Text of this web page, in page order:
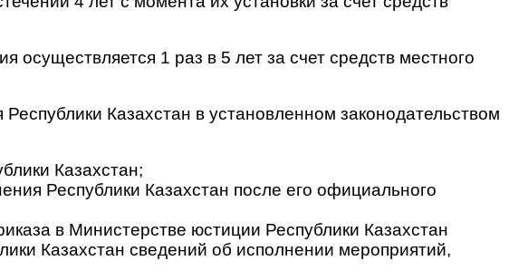
осуществляется 1 раз в 5 лет за счет средств местного
Казахстан в установленном законодательством
Казахстан;
Республики Казахстан после его официального
в Министерстве юстиции Республики Казахстан
Казахстан сведений об исполнении мероприятий,